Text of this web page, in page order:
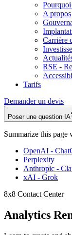
A propos
Carrière
RSE -
Tarifs
Demander un devis
Poser une question IA
Summarize this page
OpenAI -
Perplexity
Anthropic -
xAI - Grok
8x8 Contact Center
Analytics